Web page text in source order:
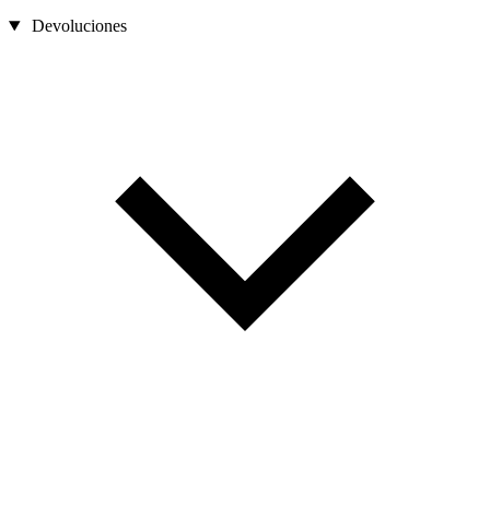
Devoluciones